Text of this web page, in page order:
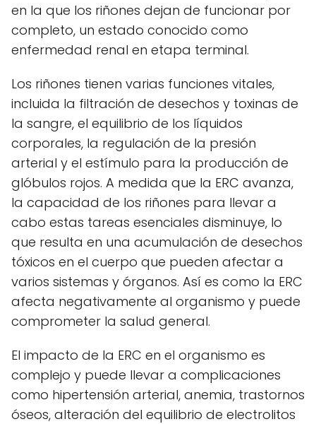
en la que los riñones dejan de funcionar por
completo, un estado conocido como
enfermedad renal en etapa terminal.
Los riñones tienen varias funciones vitales,
incluida la filtración de desechos y toxinas de
la sangre, el equilibrio de los líquidos
corporales, la regulación de la presión
arterial y el estímulo para la producción de
glóbulos rojos. A medida que la ERC avanza,
la capacidad de los riñones para llevar a
cabo estas tareas esenciales disminuye, lo
que resulta en una acumulación de desechos
tóxicos en el cuerpo que pueden afectar a
varios sistemas y órganos. Así es como la ERC
afecta negativamente al organismo y puede
comprometer la salud general.
El impacto de la ERC en el organismo es
complejo y puede llevar a complicaciones
como hipertensión arterial, anemia, trastornos
óseos, alteración del equilibrio de electrolitos